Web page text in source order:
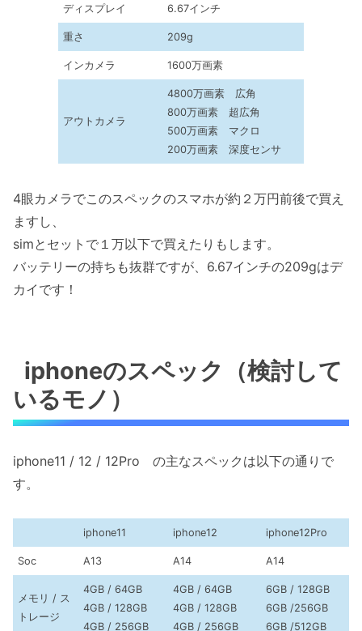
ディスプレイ 6.67インチ
重さ 209g
インカメラ 1600万画素
アウトカメラ
4800万画素 広角
800万画素 超広角
500万画素 マクロ
200万画素 深度センサ
4眼カメラでこのスペックのスマホが約２万円前後で買え
ますし、
simとセットで１万以下で買えたりもします。
バッテリーの持ちも抜群ですが、6.67インチの209gはデ
カイです！
iphoneのスペック（検討して
いるモノ）
iphone11 / 12 / 12Pro の主なスペックは以下の通りで
す。
iphone11 iphone12 iphone12Pro
Soc A13 A14 A14
メモリ / ス
トレージ
4GB / 64GB
4GB / 128GB
4GB / 256GB
4GB / 64GB
4GB / 128GB
4GB / 256GB
6GB / 128GB
6GB /256GB
6GB /512GB